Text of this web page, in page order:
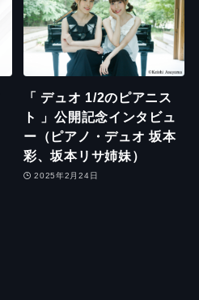
「 デュオ 1/2のピアニス
ト 」公開記念インタビュ
ー（ピアノ・デュオ 坂本
彩、坂本リサ姉妹）
2025年2月24日